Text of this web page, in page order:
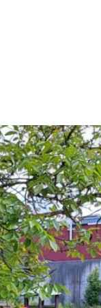
Seniorenbus
plus
Apotheken und Drogerie
Banken
Bauwesen
Business-Services
Dienstleistung
Einzelhandel & Handel
Elektrik & Elektronik
Energie & Umwelt